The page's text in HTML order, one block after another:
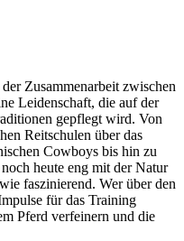
Zusammenarbeit zwischen
Leidenschaft, die auf der
gepflegt wird. Von
Reitschulen über das
Cowboys bis hin zu
heute eng mit der Natur
faszinierend. Wer über den
für das Training
Pferd verfeinern und die